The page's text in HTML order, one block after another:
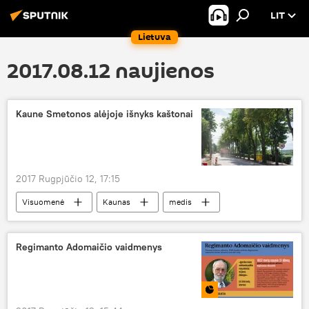
Lietuva
LIT
2017.08.12 naujienos
Kaune Smetonos alėjoje išnyks kaštonai
2017 Rugpjūčio 12, 17:15
Visuomenė Kaunas
medis
Kaunas — antroji Lietuvos sostinė
Regimanto Adomaičio vaidmenys